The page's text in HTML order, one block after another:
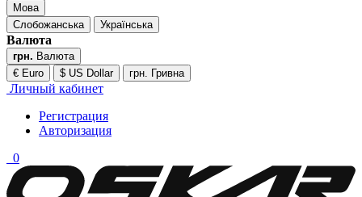
Мова
Слобожанська
Українська
Валюта
грн. Валюта
€ Euro
$ US Dollar грн. Гривна
Личный кабинет
Регистрация
Авторизация
0